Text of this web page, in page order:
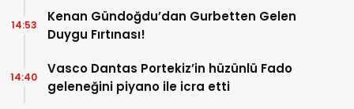
Kenan Gündoğdu’dan Gurbetten Gelen
Duygu Fırtınası!
14:53
Vasco Dantas Portekiz’in hüzünlü Fado
geleneğini piyano ile icra etti
14:40